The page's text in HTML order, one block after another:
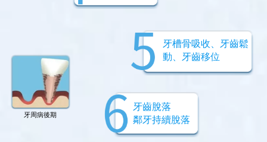
牙槽骨吸收、牙齒鬆
動、牙齒移位
牙周病後期
牙齒脫落
鄰牙持續脫落